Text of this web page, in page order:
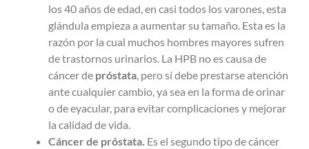
los 40 años de edad, en casi todos los varones, esta
glándula empieza a aumentar su tamaño. Esta es la
razón por la cual muchos hombres mayores sufren
de trastornos urinarios. La HPB no es causa de
cáncer de próstata, pero sí debe prestarse atención
ante cualquier cambio, ya sea en la forma de orinar
o de eyacular, para evitar complicaciones y mejorar
la calidad de vida.
Cáncer de próstata. Es el segundo tipo de cáncer